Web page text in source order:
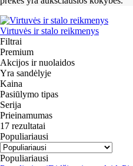
Virtuvės ir stalo reikmenys
Filtrai
Premium
Akcijos ir nuolaidos
Yra sandėlyje
Kaina
Pasiūlymo tipas
Serija
Prieinamumas
17 rezultatai
Populiariausi
Populiariausi